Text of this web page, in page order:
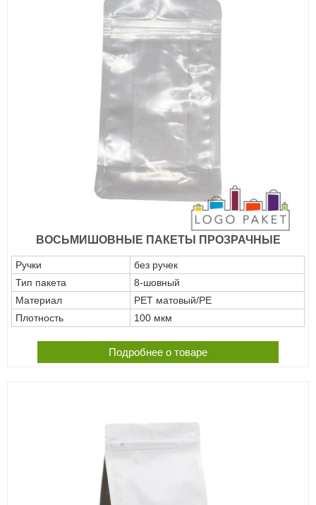
ВОСЬМИШОВНЫЕ ПАКЕТЫ ПРОЗРАЧНЫЕ
Ручки
без ручек
Тип пакета
8-шовный
Материал
РЕТ матовый/РЕ
Плотность
100 мкм
Подробнее о товаре